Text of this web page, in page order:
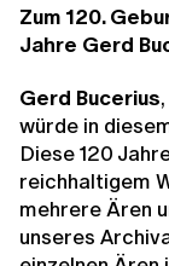
Zum 120.
Jahre Gerd
Gerd Bucerius
würde in
Diese 120
reichhaltigem
mehrere Ären
unseres